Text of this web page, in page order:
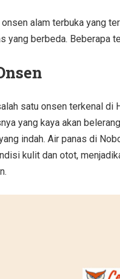
alam terbuka yang
yang berbeda. Beberapa
satu onsen terkenal
yang kaya akan
indah. Air panas di
kulit dan otot,